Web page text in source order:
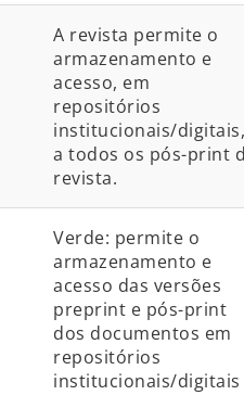
A revista permite o
armazenamento e
acesso, em
repositórios
institucionais/digitais,
a todos os pós-print
revista.
Verde: permite o
armazenamento e
acesso das versões
preprint e pós-print
dos documentos em
repositórios
institucionais/digitais